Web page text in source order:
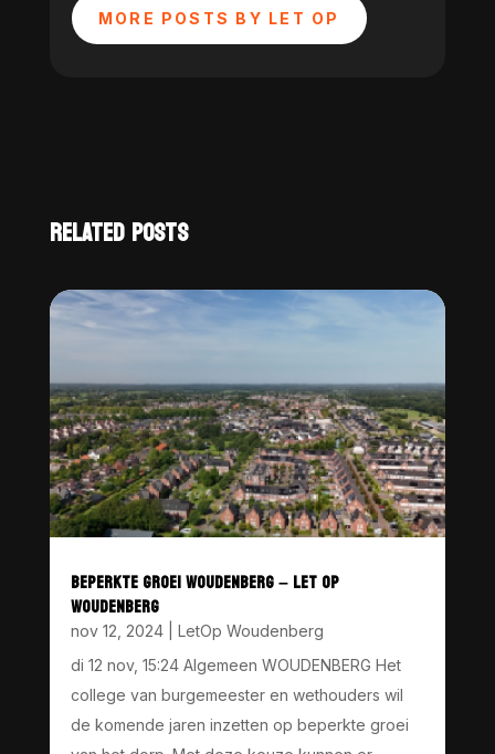
MORE POSTS BY LET OP
RELATED POSTS
BEPERKTE GROEI WOUDENBERG – LET OP
WOUDENBERG
nov 12, 2024| LetOp Woudenberg
di 12 nov, 15:24 Algemeen WOUDENBERG Het
college van burgemeester en wethouders wil
de komende jaren inzetten op beperkte groei